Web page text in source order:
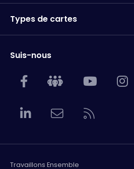
Types de cartes
Suis-nous
Travaillons Ensemble